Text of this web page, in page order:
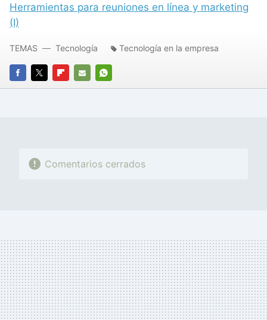
Herramientas para reuniones en línea y marketing
(I)
FACEBOOK
TWITTERFLIPBOARD
E-
WHATSAPP
TEMAS Tecnología Tecnología en la empresa
Comentarios cerrados